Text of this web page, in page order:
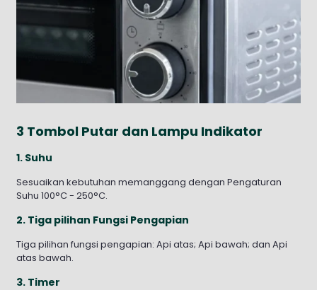
3 Tombol Putar dan Lampu Indikator
1. Suhu
Sesuaikan kebutuhan memanggang dengan Pengaturan
Suhu 100°C - 250°C.
2. Tiga pilihan Fungsi Pengapian
Tiga pilihan fungsi pengapian: Api atas; Api bawah; dan Api
atas bawah.
3. Timer